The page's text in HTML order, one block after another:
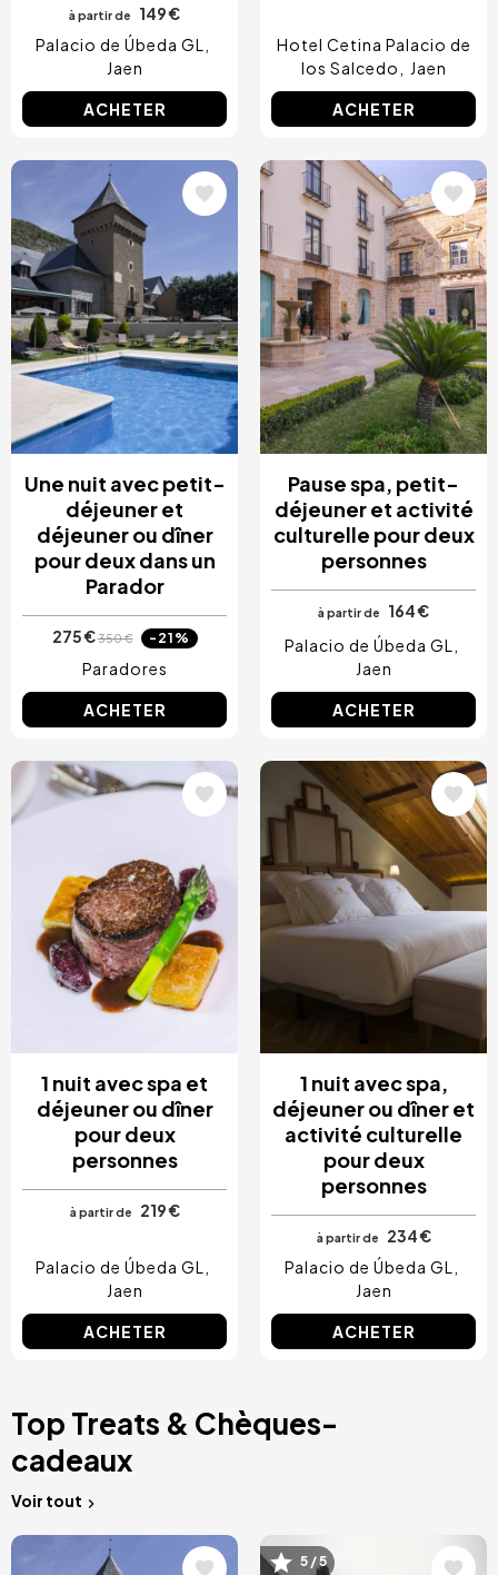
à partir de
149 €
Palacio de Úbeda GL
Jaen
ACHETER
Hotel Cetina Palacio de
los Salcedo
Jaen
ACHETER
Image
Une nuit avec petit-
déjeuner et
déjeuner ou dîner
pour deux dans un
Parador
275 €350 € -21%
Paradores
ACHETER
Image
Pause spa, petit-
déjeuner et activité
culturelle pour deux
personnes
à partir de
164 €
Palacio de Úbeda GL
Jaen
ACHETER
Image
1 nuit avec spa et
déjeuner ou dîner
pour deux
personnes
à partir de 219 €
Palacio de Úbeda GL
Jaen
ACHETER
Image
1 nuit avec spa,
déjeuner ou dîner et
activité culturelle
pour deux
personnes
à partir de
234 €
Palacio de Úbeda GL
Jaen
ACHETER
Top Treats & Chèques-
cadeaux
Voir tout
Image Image
5 / 5